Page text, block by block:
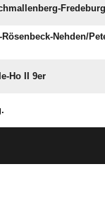
Nehden/​
Ho II 9er